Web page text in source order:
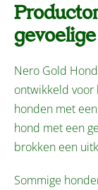
Nero Gold
ontwikkeld voor
honden met
hond met een
brokken een
Sommige